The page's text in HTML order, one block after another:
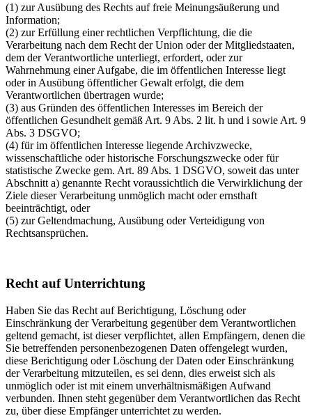
(1) zur Ausübung des Rechts auf freie Meinungsäußerung und
Information;
(2) zur Erfüllung einer rechtlichen Verpflichtung, die die
Verarbeitung nach dem Recht der Union oder der Mitgliedstaaten,
dem der Verantwortliche unterliegt, erfordert, oder zur
Wahrnehmung einer Aufgabe, die im öffentlichen Interesse liegt
oder in Ausübung öffentlicher Gewalt erfolgt, die dem
Verantwortlichen übertragen wurde;
(3) aus Gründen des öffentlichen Interesses im Bereich der
öffentlichen Gesundheit gemäß Art. 9 Abs. 2 lit. h und i sowie Art. 9
Abs. 3 DSGVO;
(4) für im öffentlichen Interesse liegende Archivzwecke,
wissenschaftliche oder historische Forschungszwecke oder für
statistische Zwecke gem. Art. 89 Abs. 1 DSGVO, soweit das unter
Abschnitt a) genannte Recht voraussichtlich die Verwirklichung der
Ziele dieser Verarbeitung unmöglich macht oder ernsthaft
beeinträchtigt, oder
(5) zur Geltendmachung, Ausübung oder Verteidigung von
Rechtsansprüchen.
Recht auf Unterrichtung
Haben Sie das Recht auf Berichtigung, Löschung oder
Einschränkung der Verarbeitung gegenüber dem Verantwortlichen
geltend gemacht, ist dieser verpflichtet, allen Empfängern, denen die
Sie betreffenden personenbezogenen Daten offengelegt wurden,
diese Berichtigung oder Löschung der Daten oder Einschränkung
der Verarbeitung mitzuteilen, es sei denn, dies erweist sich als
unmöglich oder ist mit einem unverhältnismäßigen Aufwand
verbunden. Ihnen steht gegenüber dem Verantwortlichen das Recht
zu, über diese Empfänger unterrichtet zu werden.